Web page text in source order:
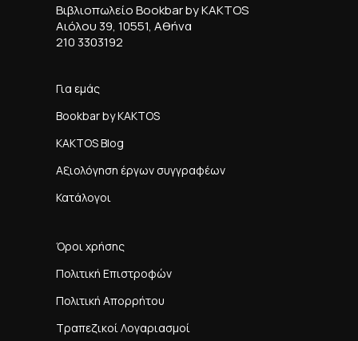
Βιβλιοπωλείο Bookbar by KAKTOS
Αιόλου 39, 10551, Αθήνα
210 3303192
Για εμάς
Bookbar by KAKTOS
KAKTOS Blog
Αξιολόγηση έργων συγγραφέων
Κατάλογοι
Όροι χρήσης
Πολιτική Επιστροφών
Πολιτική Απορρήτου
Τραπεζικοί Λογαριασμοί